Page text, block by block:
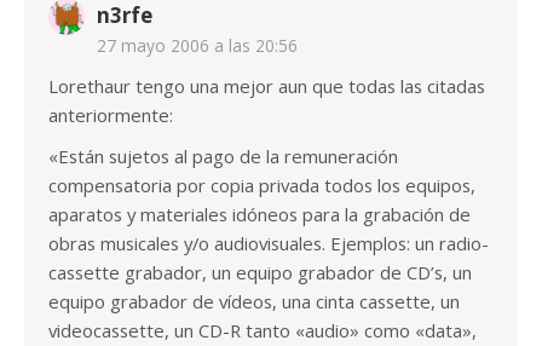
n3rfe
27 mayo 2006 a las 20:56
Lorethaur tengo una mejor aun que todas las citadas
anteriormente:
«Están sujetos al pago de la remuneración
compensatoria por copia privada todos los equipos,
aparatos y materiales idóneos para la grabación de
obras musicales y/o audiovisuales. Ejemplos: un radio-
cassette grabador, un equipo grabador de CD’s, un
equipo grabador de vídeos, una cinta cassette, un
videocassette, un CD-R tanto «audio» como «data»,